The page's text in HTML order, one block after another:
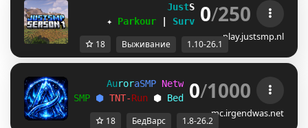
JustSMP [1.10-26.1]
✦ Parkour Survival | Events
0/250
play.justsmp.nl
18 Выживание 1.10-26.1
AuroraSMP Netw rk >> 1 .8 -2
SMP ⬢ TNT-Run ⬢ Bed ars ⬢ Parko
0/1000
mc.irgendwas.net
18 БедВарс 1.8-26.2